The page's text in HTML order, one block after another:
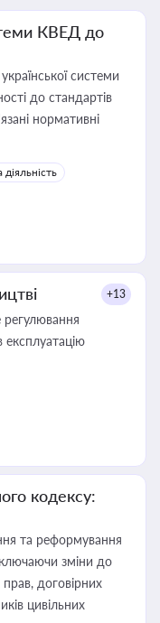
КВЕД до
системи
до стандартів
нормативні
+13
експлуатацію
кодексу:
та реформування
зміни до
договірних
цивільних